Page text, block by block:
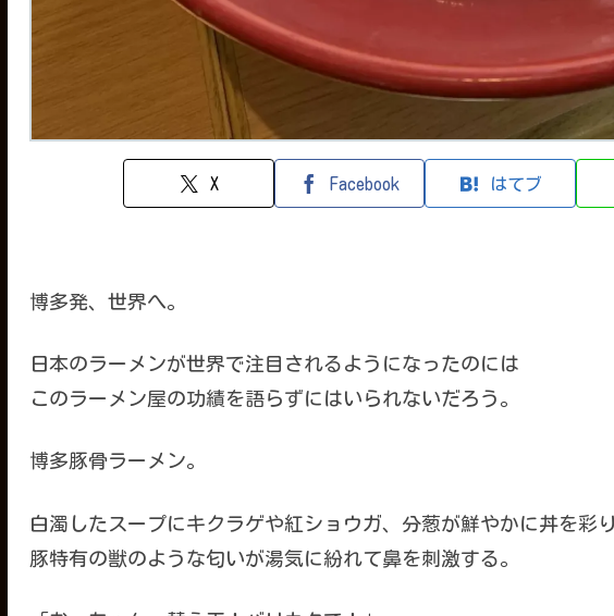
X Facebook はてブ
博多発、世界へ。
日本のラーメンが世界で注目されるようになったのには
このラーメン屋の功績を語らずにはいられないだろう。
博多豚骨ラーメン。
白濁したスープにキクラゲや紅ショウガ、分葱が鮮やかに丼を彩り
豚特有の獣のような匂いが湯気に紛れて鼻を刺激する。